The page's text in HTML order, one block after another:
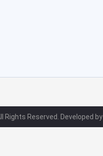
Rights Reserved. Developed by